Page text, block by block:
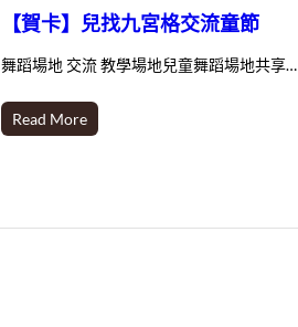
【賀卡】兒找九宮格交流童節
舞蹈場地 交流 教學場地兒童舞蹈場地共享…
Read More